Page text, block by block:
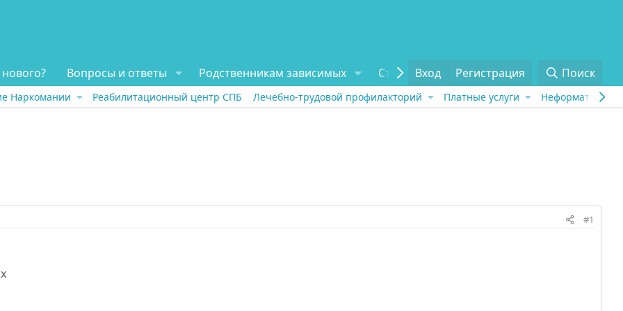
Вопросы и ответы Родственникам зависимых Статьи Отзывы О проекте
Вход Регистрация Поиск
Наркомании Реабилитационный центр СПБ Лечебно-трудовой профилакторий Платные услуги Неформат
#1